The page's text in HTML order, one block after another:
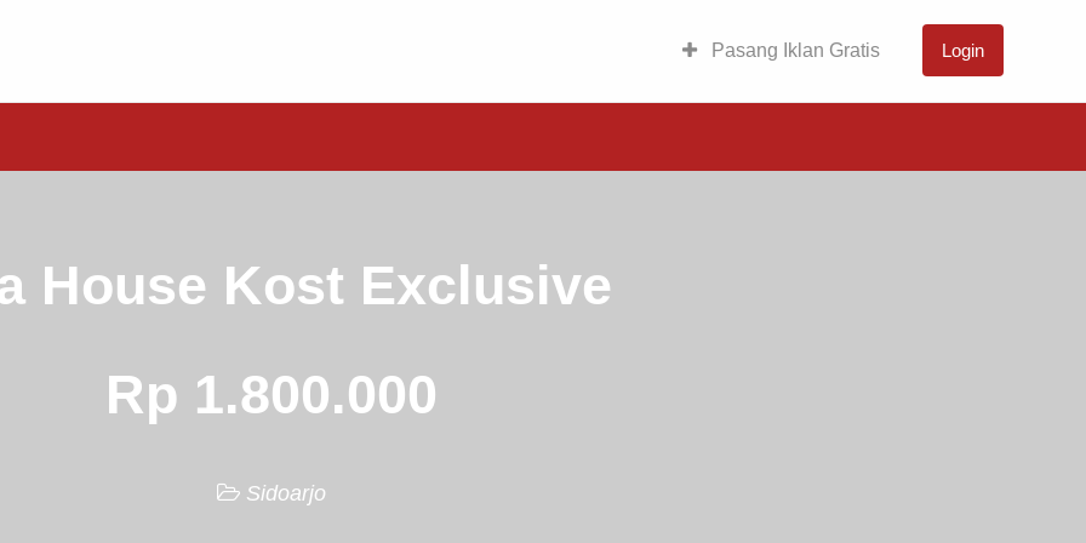
Pasang Iklan Gratis Login
House Kost Exclusive
Rp 1.800.000
Sidoarjo